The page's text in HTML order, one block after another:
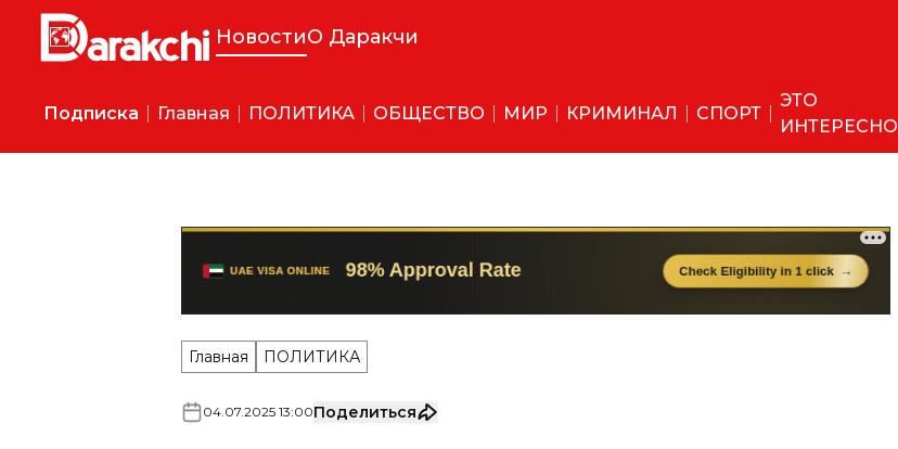
НовостиО Даракчи
Подписка Главная ПОЛИТИКА ОБЩЕСТВО МИР КРИМИНАЛ СПОРТ
ЭТО
ИНТЕРЕСНО
Главная ПОЛИТИКА
04 07 2025 13:00Поделиться